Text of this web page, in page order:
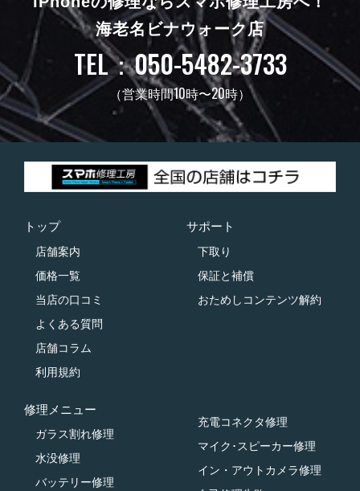
海老名ビナウォーク店
TEL：050-5482-3733
（営業時間10時〜20時）
トップ
店舗案内
価格一覧
当店の口コミ
よくある質問
店舗コラム
利用規約
サポート
下取り
保証と補償
おためしコンテンツ解約
修理メニュー
ガラス割れ修理
水没修理
バッテリー修理
充電コネクタ修理
マイク･スピーカー修理
イン・アウトカメラ修理